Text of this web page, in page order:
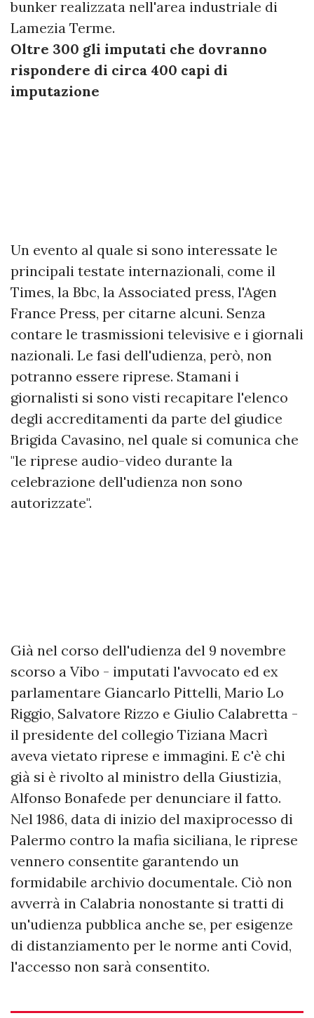
bunker realizzata nell'area industriale di
Lamezia Terme.
Oltre 300 gli imputati che dovranno
rispondere di circa 400 capi di
imputazione
Un evento al quale si sono interessate le
principali testate internazionali, come il
Times, la Bbc, la Associated press, l'Agen
France Press, per citarne alcuni. Senza
contare le trasmissioni televisive e i giornali
nazionali. Le fasi dell'udienza, però, non
potranno essere riprese. Stamani i
giornalisti si sono visti recapitare l'elenco
degli accreditamenti da parte del giudice
Brigida Cavasino, nel quale si comunica che
"le riprese audio-video durante la
celebrazione dell'udienza non sono
autorizzate".
Già nel corso dell'udienza del 9 novembre
scorso a Vibo - imputati l'avvocato ed ex
parlamentare Giancarlo Pittelli, Mario Lo
Riggio, Salvatore Rizzo e Giulio Calabretta -
il presidente del collegio Tiziana Macrì
aveva vietato riprese e immagini. E c'è chi
già si è rivolto al ministro della Giustizia,
Alfonso Bonafede per denunciare il fatto.
Nel 1986, data di inizio del maxiprocesso di
Palermo contro la mafia siciliana, le riprese
vennero consentite garantendo un
formidabile archivio documentale. Ciò non
avverrà in Calabria nonostante si tratti di
un'udienza pubblica anche se, per esigenze
di distanziamento per le norme anti Covid,
l'accesso non sarà consentito.